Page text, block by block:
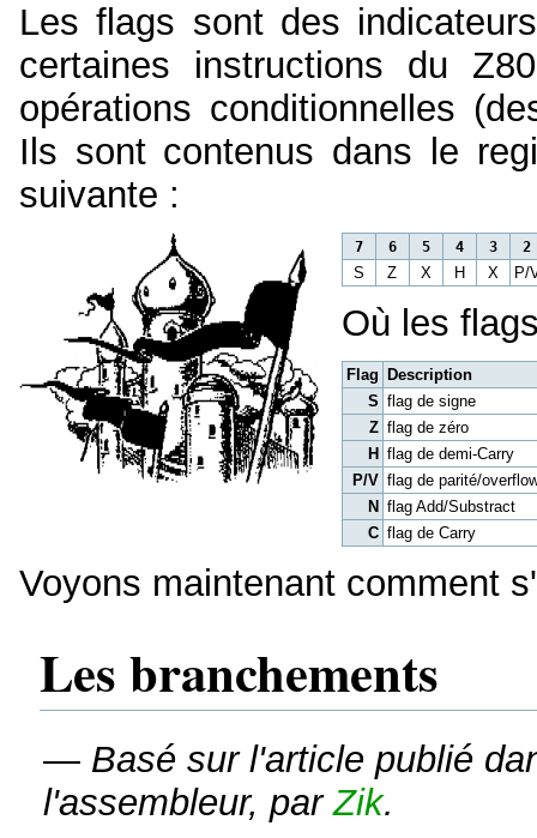
Les flags sont des indicateurs
certaines instructions du
opérations conditionnelles
Ils sont contenus dans le
suivante :
7 6 5 4 3
S
Z X H X P/
Où les
Flag Description
S flag de signe
Z flag de zéro
H flag de demi-Carry
P/V flag de parité/
N flag Add/Substract
C flag de Carry
Voyons maintenant comment
Les branchements
— Basé sur l'article publié
l'assembleur, parZik.